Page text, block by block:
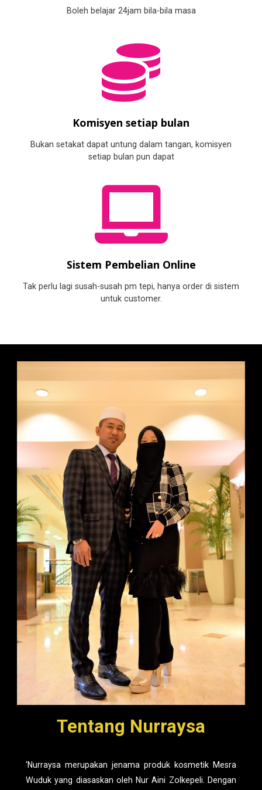
Boleh belajar 24jam bila-bila masa
Komisyen setiap bulan
Bukan setakat dapat untung dalam tangan, komisyen
setiap bulan pun dapat
Sistem Pembelian Online
Tak perlu lagi susah-susah pm tepi, hanya order di sistem
untuk customer.
Tentang Nurraysa
‘Nurraysa merupakan jenama produk kosmetik Mesra
Wuduk yang diasaskan oleh Nur Aini Zolkepeli. Dengan